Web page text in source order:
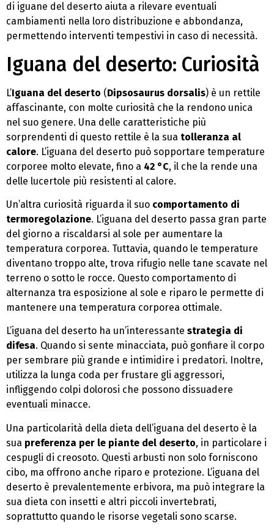
di iguane del deserto aiuta a rilevare eventuali
cambiamenti nella loro distribuzione e abbondanza,
permettendo interventi tempestivi in caso di necessità.
Iguana del deserto: Curiosità
L’Iguana del deserto (Dipsosaurus dorsalis) è un rettile
affascinante, con molte curiosità che la rendono unica
nel suo genere. Una delle caratteristiche più
sorprendenti di questo rettile è la sua tolleranza al
calore. L’iguana del deserto può sopportare temperature
corporee molto elevate, fino a 42 °C, il che la rende una
delle lucertole più resistenti al calore.
Un’altra curiosità riguarda il suo comportamento di
termoregolazione. L’iguana del deserto passa gran parte
del giorno a riscaldarsi al sole per aumentare la
temperatura corporea. Tuttavia, quando le temperature
diventano troppo alte, trova rifugio nelle tane scavate nel
terreno o sotto le rocce. Questo comportamento di
alternanza tra esposizione al sole e riparo le permette di
mantenere una temperatura corporea ottimale.
L’iguana del deserto ha un’interessante strategia di
difesa. Quando si sente minacciata, può gonfiare il corpo
per sembrare più grande e intimidire i predatori. Inoltre,
utilizza la lunga coda per frustare gli aggressori,
infliggendo colpi dolorosi che possono dissuadere
eventuali minacce.
Una particolarità della dieta dell’iguana del deserto è la
sua preferenza per le piante del deserto, in particolare i
cespugli di creosoto. Questi arbusti non solo forniscono
cibo, ma offrono anche riparo e protezione. L’iguana del
deserto è prevalentemente erbivora, ma può integrare la
sua dieta con insetti e altri piccoli invertebrati,
soprattutto quando le risorse vegetali sono scarse.